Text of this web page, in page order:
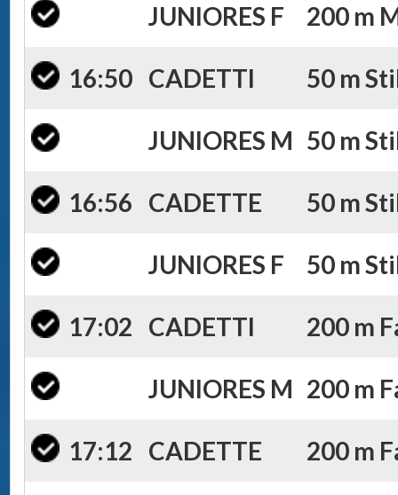
JUNIORES F 200 m
16:50 CADETTI 50 m
JUNIORES M 50 m
16:56 CADETTE 50 m
JUNIORES F 50 m
17:02 CADETTI 200 m
JUNIORES M 200 m
17:12 CADETTE 200 m